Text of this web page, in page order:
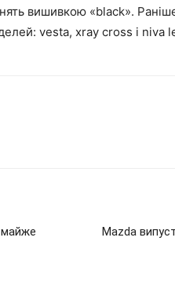
вишивкою «black».
vesta, xray cross і niva
майже
Mazda